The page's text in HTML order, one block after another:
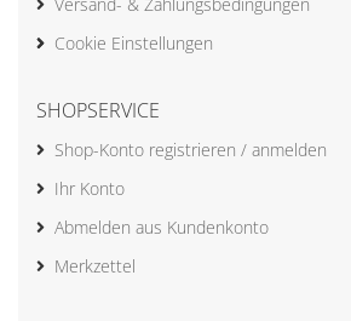
Cookie Einstellungen
SHOPSERVICE
Shop-Konto registrieren / anmelden
Ihr Konto
Abmelden aus Kundenkonto
Merkzettel